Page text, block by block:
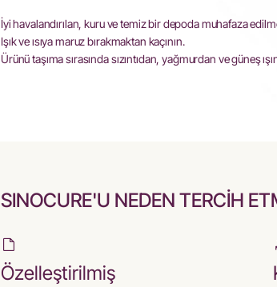
İyi havalandırılan, kuru ve temiz bir depoda muhafaza
Işık ve ısıya maruz bırakmaktan kaçının.
Ürünü taşıma sırasında sızıntıdan, yağmurdan ve güneş
SINOCURE'U NEDEN TERCİH
Özelleştirilmiş